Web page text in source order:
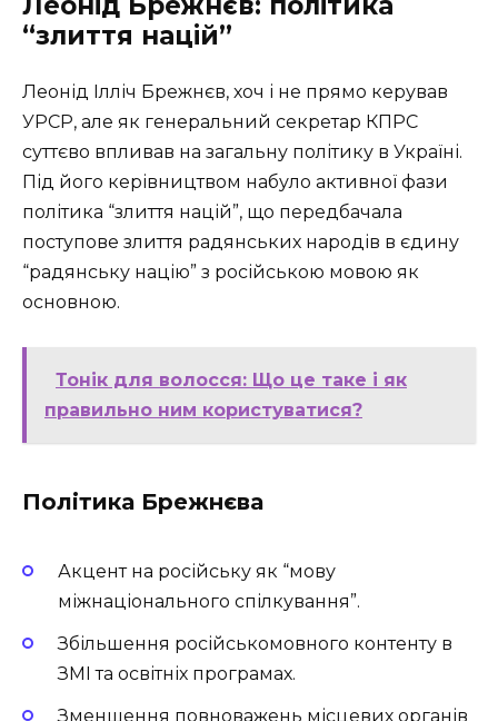
“злиття націй”
Леонід Ілліч Брежнєв, хоч і не прямо керував
УРСР, але як генеральний секретар КПРС
суттєво впливав на загальну політику в Україні.
Під його керівництвом набуло активної фази
політика “злиття націй”, що передбачала
поступове злиття радянських народів в єдину
“радянську націю” з російською мовою як
основною.
Тонік для волосся: Що це таке і як
правильно ним користуватися?
Політика Брежнєва
Акцент на російську як “мову
міжнаціонального спілкування”.
Збільшення російськомовного контенту в
ЗМІ та освітніх програмах.
Зменшення повноважень місцевих органів